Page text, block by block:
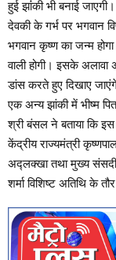
निकलेंगे। श्री बंसल के
हुई झांंकी भी बनाई
देवकी के गर्भ पर भगवान
भगवान कृष्ण का जन्म
वाली होगी। इसके अलावा
डांस करते हुए दिखाए
एक अन्य झांकी में भीष्म
श्री बंसल ने बताया कि इस
केंद्रीय राज्यमंत्री
अद्लक्खा तथा मुख्य
शर्मा विशिष्ट अतिथि के